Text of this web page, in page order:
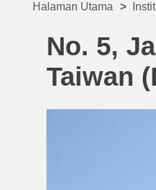
Halaman Utama
No. 5,
Taiwan